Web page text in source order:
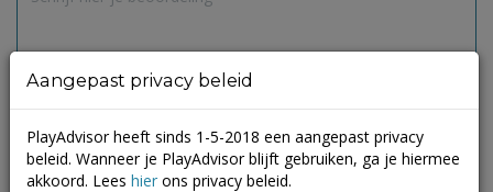
Aangepast privacy beleid
PlayAdvisor heeft sinds 1-5-2018 een aangepast privacy
beleid. Wanneer je PlayAdvisor blijft gebruiken, ga je hiermee
akkoord. Lees hier ons privacy beleid.